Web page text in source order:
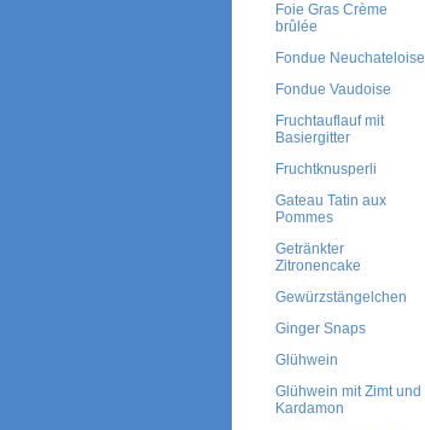
Foie Gras Crème
brûlée
Fondue Neuchateloise
Fondue Vaudoise
Fruchtauflauf mit
Basiergitter
Fruchtknusperli
Gateau Tatin aux
Pommes
Getränkter
Zitronencake
Gewürzstängelchen
Ginger Snaps
Glühwein
Glühwein mit Zimt und
Kardamon